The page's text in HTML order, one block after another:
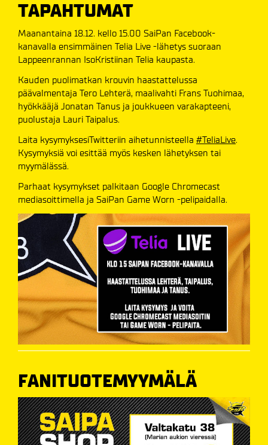
TAPAHTUMAT
Maanantaina 18.12. kello 15.00 SaiPan Facebook-
kanavalla ensimmäinen Telia Live -lähetys suoraan
Lappeenrannan IsoKristiinan Telia kaupasta.
Kauden puolimatkan krouvin haastattelussa
päävalmentaja Tero Lehterä, maalivahti Frans Tuohimaa,
hyökkääjä Jonatan Tanus ja joukkueen varakapteeni,
puolustaja Lauri Taipalus.
Laita kysymyksesiTwitteriin aihetunnisteella #TeliaLive.
Kysymyksiä voi esittää myös kesken lähetyksen tai
myymälässä.
Parhaat kysymykset palkitaan Google Chromecast
mediasoittimella ja SaiPan Game Worn -pelipaidalla.
FANITUOTEMYYMÄLÄ